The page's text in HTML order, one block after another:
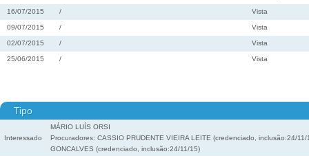
16/07/2015 / Vista
09/07/2015 / Vista
02/07/2015 / Vista
25/06/2015 / Vista
Tipo
Interessado
MÁRIO LUÍS ORSI
Procuradores: CASSIO PRUDENTE VIEIRA LEITE (credenciado, inclusão:24/
GONCALVES (credenciado, inclusão:24/11/15)